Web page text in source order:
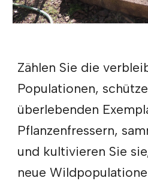
Zählen Sie die
Populationen,
überlebenden
Pflanzenfressern,
und kultivieren Sie
neue